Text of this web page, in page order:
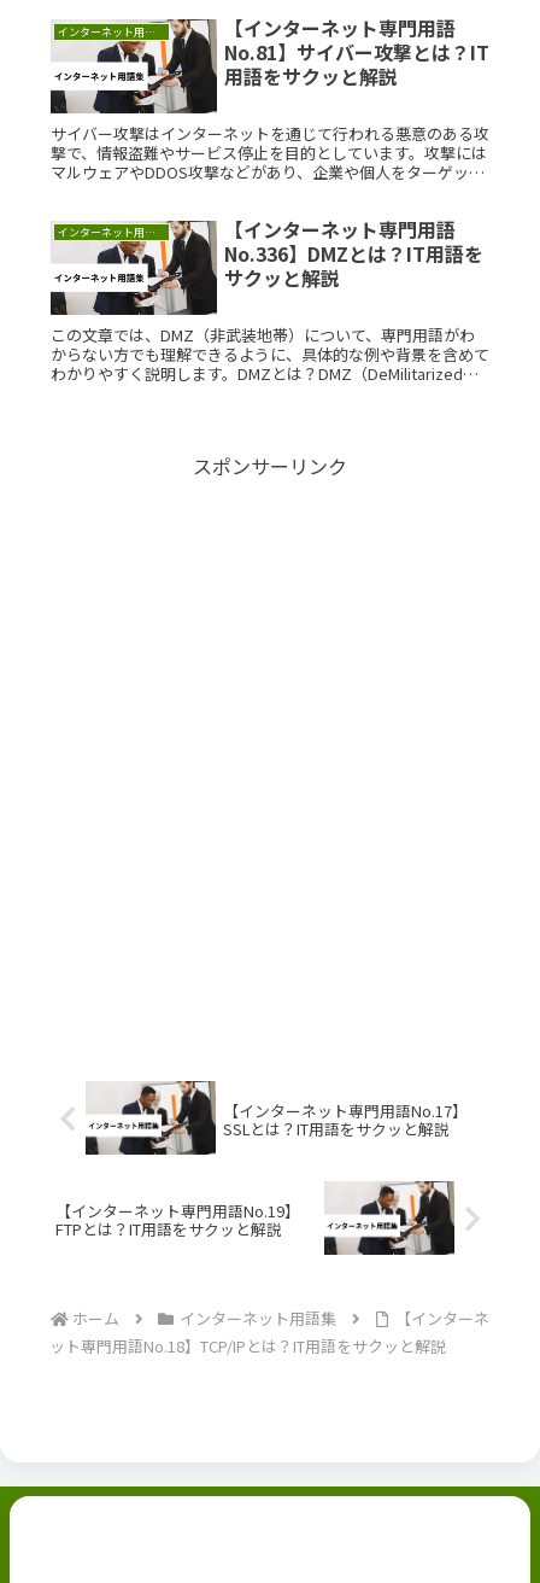
ネットの安全性を確保するための重要性がわかります。
インターネット用語集
【インターネット専門用語
No.81】サイバー攻撃とは？IT
用語をサクッと解説
サイバー攻撃はインターネットを通じて行われる悪意のある攻
撃で、情報盗難やサービス停止を目的としています。攻撃には
マルウェアやDDOS攻撃などがあり、企業や個人をターゲット
学ぶことが重要です。
インターネット用語集
【インターネット専門用語
No.336】DMZとは？IT用語を
サクッと解説
この文章では、DMZ（非武装地帯）について、専門用語がわ
からない方でも理解できるように、具体的な例や背景を含めて
わかりやすく説明します。DMZとは？DMZ（DeMilitarized
スポンサーリンク
【インターネット専門用語No.17】
SSLとは？IT用語をサクッと解説
【インターネット専門用語No.19】
FTPとは？IT用語をサクッと解説
ホーム インターネット用語集
【インターネ
ット専門用語No.18】TCP/IPとは？IT用語をサクッと解説